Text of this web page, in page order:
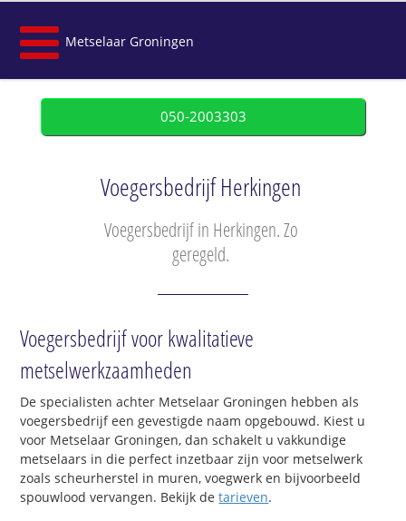
Metselaar Groningen
050-2003303
Voegersbedrijf Herkingen
Voegersbedrijf in Herkingen. Zo
geregeld.
Voegersbedrijf voor kwalitatieve
metselwerkzaamheden
De specialisten achter Metselaar Groningen hebben als
voegersbedrijf een gevestigde naam opgebouwd. Kiest u
voor Metselaar Groningen, dan schakelt u vakkundige
metselaars in die perfect inzetbaar zijn voor metselwerk
zoals scheurherstel in muren, voegwerk en bijvoorbeeld
spouwlood vervangen. Bekijk detarieven.